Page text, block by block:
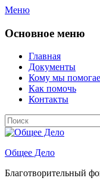
Перейти
содержимому
Меню
Основное меню
Главная
Документы
Кому мы
Как помочь
Контакты
Поиск
Найти:
Общее Дело
Благотворительный